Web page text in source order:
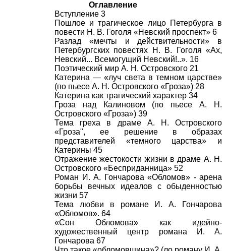
Оглавление
Вступление 3
Пошлое и трагическое лицо Петербурга в
повести Н. В. Гоголя «Невский проспект» 6
Разлад «мечты и действительности» в
Петербургских повестях Н. В. Гоголя «Ах,
Невский... Всемогущий Невский!..». 16
Поэтический мир А. Н. Островского 21
Катерина — «луч света в темном царстве»
(по пьесе А. Н. Островского «Гроза») 28
Катерина как трагический характер 34
Гроза над Калиновом (по пьесе А. Н.
Островского «Гроза») 39
Тема греха в драме А. Н. Островского
«Гроза", ее решение в образах
представителей «темного царства» и
Катерины 45
Отражение жестокости жизни в драме А. Н.
Островского «Бесприданница» 52
Роман И. А. Гончарова «Обломов» - арена
борьбы вечных идеалов с обыденностью
жизни 57
Тема любви в романе И. А. Гончарова
«Обломов». 64
«Сон Обломова» как идейно-
художественный центр романа И. А.
Гончарова 67